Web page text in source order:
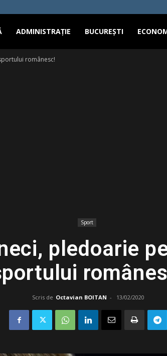
ADMINISTRAȚIE BUCUREȘTI
românesc!
Sport
pledoarie
Scris de Octavian BOITAN - 13/02/2020